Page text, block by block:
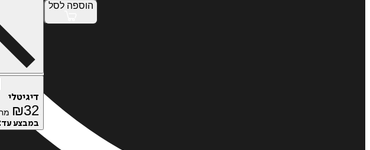
הוספה לסל
דיגיטלי
₪32
במבצע עד: